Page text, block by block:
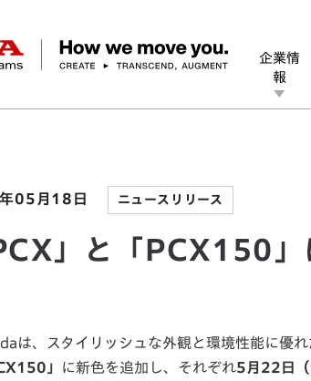
of Dreams
企業情
報
経営方針 会社概要 ヒストリー
パワープロダクツ マリン その他事業
ロジー デザイン オープンイノベーション
Report 環境 社会 ガバナンス
室 財務・業績情報 株式・債券情報
「PCX」と「PCX150」に新色を
05月18日 ニュースリリース
」と「PCX150
は、スタイリッシュな外観と環境性能に優
」 に新色を追加し、それぞれ5月22日（